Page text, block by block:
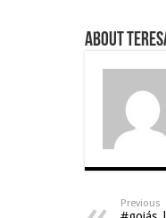
About
Previous